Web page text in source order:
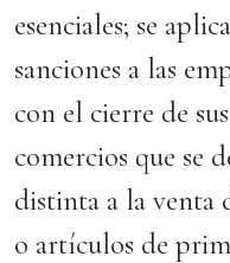
esenciales; se
sanciones a las
con el cierre de
comercios que se
distinta a la venta
o artículos de